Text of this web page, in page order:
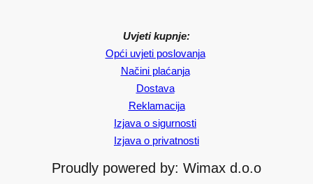
Uvjeti kupnje:
Opći uvjeti poslovanja
Načini plaćanja
Dostava
Reklamacija
Izjava o sigurnosti
Izjava o privatnosti
Proudly powered by: Wimax d.o.o